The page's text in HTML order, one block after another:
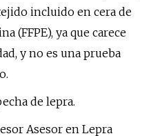
incluido en cera de
(FFPE), ya que carece
y no es una prueba
de lepra.
Asesor en Lepra